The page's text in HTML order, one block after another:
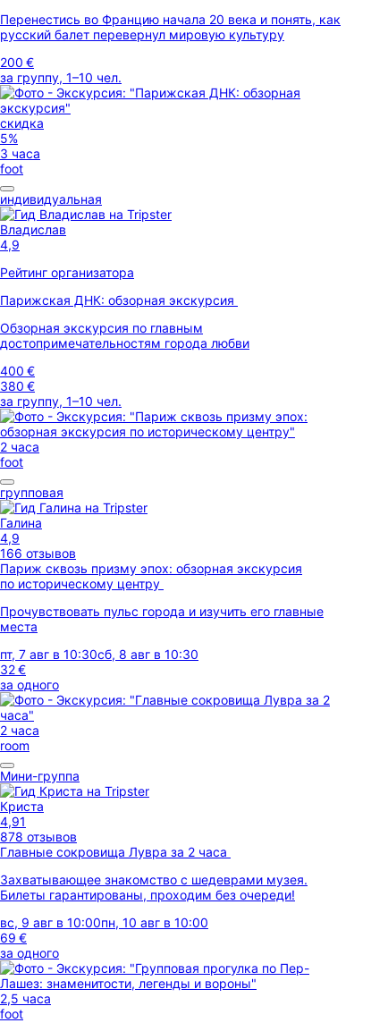
Перенестись во Францию начала 20 века и понять, как
русский балет перевернул мировую культуру
200 €
за группу, 1–10 чел.
скидка
5%
3 часа
foot
индивидуальная
Владислав
4,9
Рейтинг организатора
Парижская ДНК: обзорная экскурсия
Обзорная экскурсия по главным
достопримечательностям города любви
400 €
380 €
за группу, 1–10 чел.
2 часа
foot
групповая
Галина
4,9
166 отзывов
Париж сквозь призму эпох: обзорная экскурсия
по историческому центру
Прочувствовать пульс города и изучить его главные
места
пт, 7 авг в 10:30сб, 8 авг в 10:30
32 €
за одного
2 часа
room
Мини-группа
Криста
4,91
878 отзывов
Главные сокровища Лувра за 2 часа
Захватывающее знакомство с шедеврами музея.
Билеты гарантированы, проходим без очереди!
вс, 9 авг в 10:00пн, 10 авг в 10:00
69 €
за одного
2,5 часа
foot